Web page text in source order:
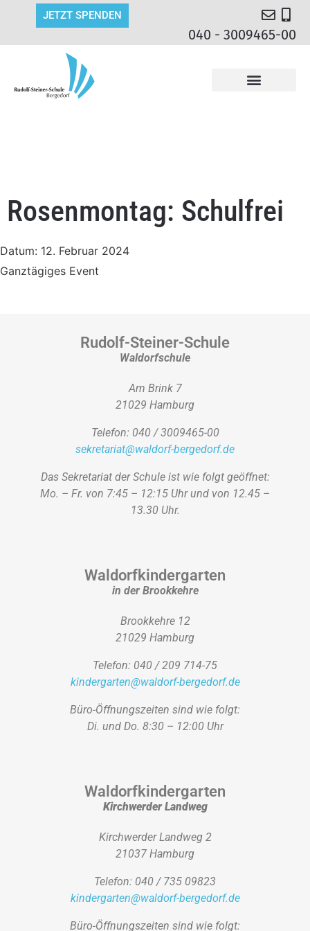
JETZT SPENDEN
040 - 3009465-00
Rosenmontag: Schulfrei
Datum: 12. Februar 2024
Ganztägiges Event
Rudolf-Steiner-Schule
Waldorfschule
Am Brink 7
21029 Hamburg
Telefon: 040 / 3009465-00
sekretariat@waldorf-bergedorf.de
Das Sekretariat der Schule ist wie folgt geöffnet:
Mo. – Fr. von 7:45 – 12:15 Uhr und von 12.45 –
13.30 Uhr.
Waldorfkindergarten
in der Brookkehre
Brookkehre 12
21029 Hamburg
Telefon: 040 / 209 714-75
kindergarten@waldorf-bergedorf.de
Büro-Öffnungszeiten sind wie folgt:
Di. und Do. 8:30 – 12:00 Uhr
Waldorfkindergarten
Kirchwerder Landweg
Kirchwerder Landweg 2
21037 Hamburg
Telefon: 040 / 735 09823
kindergarten@waldorf-bergedorf.de
Büro-Öffnungszeiten sind wie folgt: